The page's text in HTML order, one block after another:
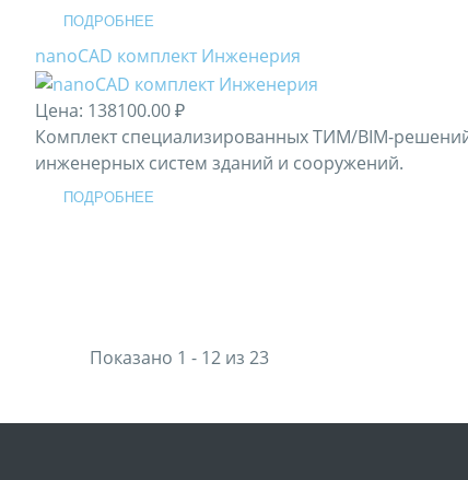
ПОДРОБНЕЕ
nanoCAD комплект Инженерия
Цена: 138100.00 ₽
Комплект специализированных ТИМ/BIM-
инженерных систем зданий и сооружений.
ПОДРОБНЕЕ
Показано 1 - 12 из 23